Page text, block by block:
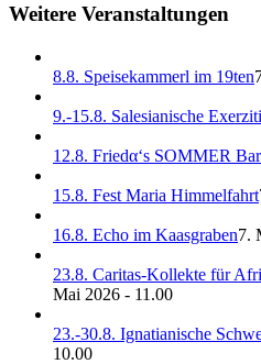
Weitere Veranstaltungen
8.8. Speisekammerl im 19ten
9.-15.8. Salesianische
12.8. Friedα‘s SOMMER
15.8. Fest Maria Himmelfahrt
16.8. Echo im Kaasgraben7.
23.8. Caritas-Kollekte für
Mai 2026 - 11.00
23.-30.8. Ignatianische
10.00